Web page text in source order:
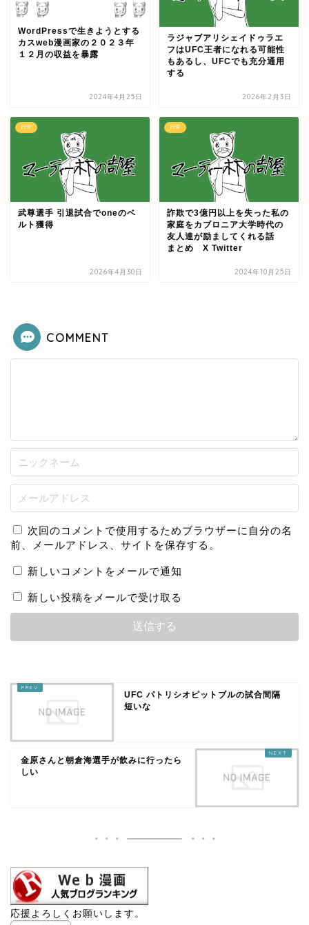
WordPressで生きようとする
カスweb漫画家の２０２３年
１２月の収益を暴露
2024年4月25日
ラジャブアリシェイドゥラエ
フはUFC王者になれる可能性
もあるし、UFCでも充分通用
する
2026年2月3日
日常
武尊選手 引退試合でoneのベ
ルト獲得
2026年4月30日
日常
詐欺で3億円以上を失った私の
家庭をカブロニア大学時代の
友人達が励ましてくれる話
まとめ X Twitter
2024年10月25日
COMMENT
次回のコメントで使用するためブラウザーに自分の名
前、メールアドレス、サイトを保存する。
新しいコメントをメールで通知
新しい投稿をメールで受け取る
UFC パトリシオピットブルの試合間隔
短いな
金原さんと朝倉海選手が飲みに行ったら
しい
応援よろしくお願いします。